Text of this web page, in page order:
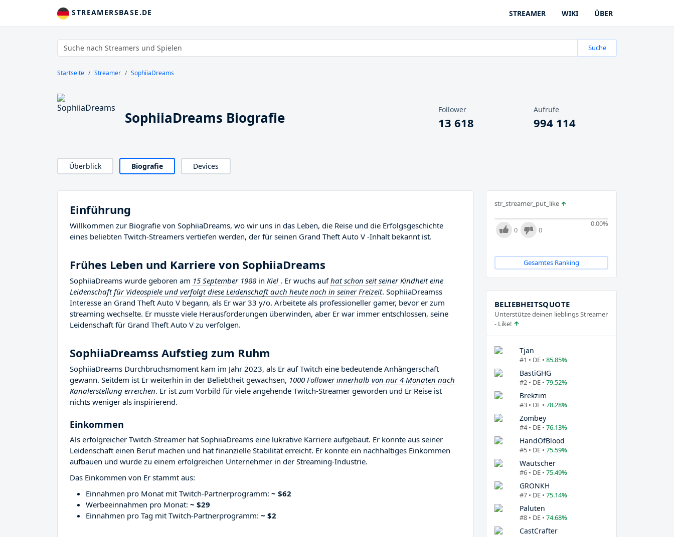
STREAMERSBASE.DE STREAMER WIKI ÜBER
Suche
Startseite Streamer SophiiaDreams
SophiiaDreams Biografie Follower
13 618
Aufrufe
994 114
Überblick Biografie Devices
Einführung
Willkommen zur Biografie von SophiiaDreams, wo wir uns in das Leben, die Reise und die Erfolgsgeschichte
eines beliebten Twitch-Streamers vertiefen werden, der für seinen Grand Theft Auto V -Inhalt bekannt ist.
Frühes Leben und Karriere von SophiiaDreams
SophiiaDreams wurde geboren am 15 September 1988 in Kiel . Er wuchs aufhat schon seit seiner Kindheit eine
Leidenschaft für Videospiele und verfolgt diese Leidenschaft auch heute noch in seiner Freizeit. SophiiaDreamss
Interesse an Grand Theft Auto V begann, als Er war 33 y/o. Arbeitete als professioneller gamer, bevor er zum
streaming wechselte. Er musste viele Herausforderungen überwinden, aber Er war immer entschlossen, seine
Leidenschaft für Grand Theft Auto V zu verfolgen.
SophiiaDreamss Aufstieg zum Ruhm
SophiiaDreams Durchbruchsmoment kam im Jahr 2023, als Er auf Twitch eine bedeutende Anhängerschaft
gewann. Seitdem ist Er weiterhin in der Beliebtheit gewachsen, 1000 Follower innerhalb von nur 4 Monaten nach
Kanalerstellung erreichen. Er ist zum Vorbild für viele angehende Twitch-Streamer geworden und Er Reise ist
nichts weniger als inspirierend.
Einkommen
Als erfolgreicher Twitch-Streamer hat SophiiaDreams eine lukrative Karriere aufgebaut. Er konnte aus seiner
Leidenschaft einen Beruf machen und hat finanzielle Stabilität erreicht. Er konnte ein nachhaltiges Einkommen
aufbauen und wurde zu einem erfolgreichen Unternehmer in der Streaming-Industrie.
Das Einkommen von Er stammt aus:
Einnahmen pro Monat mit Twitch-Partnerprogramm: ~ $62
Werbeeinnahmen pro Monat: ~ $29
Einnahmen pro Tag mit Twitch-Partnerprogramm: ~ $2
str_streamer_put_like
0.00%
0 0
Gesamtes Ranking
BELIEBHEITSQUOTE
Unterstütze deinen lieblings Streamer
- Like!
Tjan
#1 • DE • 85.85%
BastiGHG
#2 • DE • 79.52%
Brekzim
#3 • DE • 78.28%
Zombey
#4 • DE • 76.13%
HandOfBlood
#5 • DE • 75.59%
Wautscher
#6 • DE • 75.49%
GRONKH
#7 • DE • 75.14%
Paluten
#8 • DE • 74.68%
CastCrafter